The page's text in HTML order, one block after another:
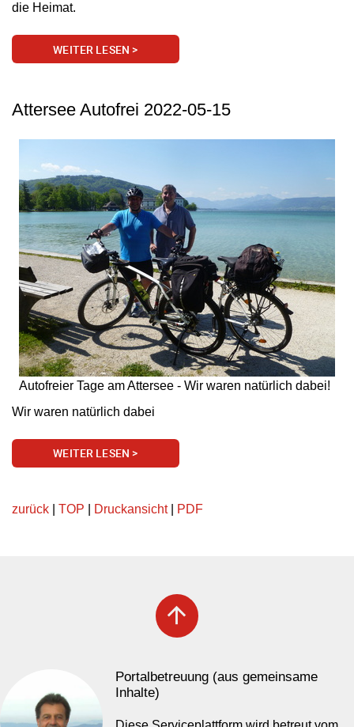
die Heimat.
WEITER LESEN >
Attersee Autofrei 2022-05-15
Autofreier Tage am Attersee - Wir waren natürlich dabei!
Wir waren natürlich dabei
WEITER LESEN >
zurück TOP Druckansicht| PDF
arrow_upward
Portalbetreuung (aus gemeinsame
Inhalte)